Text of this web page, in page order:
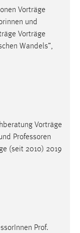
Vorträge
und
Vorträge
Wandels”,
Vorträge
Professoren
(seit 2010) 2019
Innen Prof.